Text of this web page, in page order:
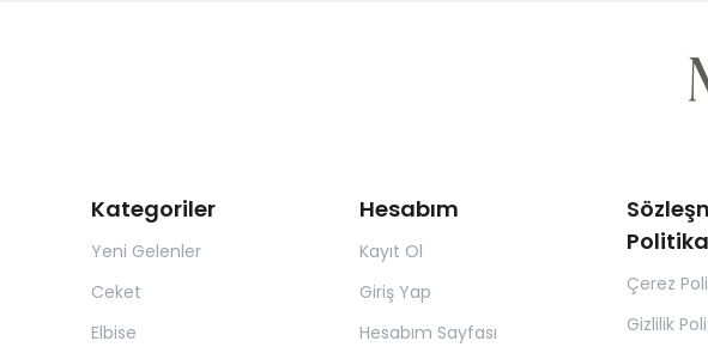
Kategoriler
Yeni Gelenler
Ceket
Elbise
Hesabım
Kayıt Ol
Giriş Yap
Hesabım Sayfası
Çerez
Gizlilik